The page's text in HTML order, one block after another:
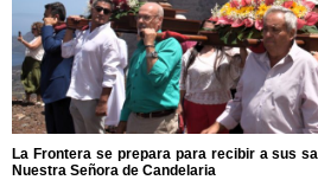
La Frontera se prepara para recibir a sus
Nuestra Señora de Candelaria